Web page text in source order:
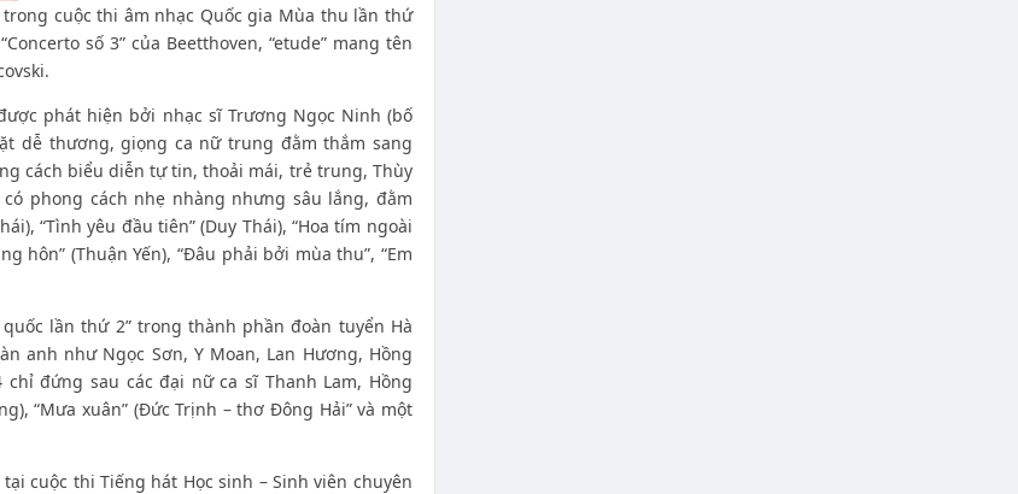
cuộc thi âm nhạc Quốc gia Mùa thu lần thứ
số 3” của Beetthoven, “etude” mang tên
phát hiện bởi nhạc sĩ Trương Ngọc Ninh (bố
dễ thương, giọng ca nữ trung đằm thắm sang
cách biểu diễn tự tin, thoải mái, trẻ trung, Thùy
phong cách nhẹ nhàng nhưng sâu lắng, đằm
“Tình yêu đầu tiên” (Duy Thái), “Hoa tím ngoài
hôn” (Thuận Yến), “Đâu phải bởi mùa thu”, “Em
lần thứ 2” trong thành phần đoàn tuyển Hà
anh như Ngọc Sơn, Y Moan, Lan Hương, Hồng
đứng sau các đại nữ ca sĩ Thanh Lam, Hồng
“Mưa xuân” (Đức Trịnh – thơ Đông Hải” và một
cuộc thi Tiếng hát Học sinh – Sinh viên chuyên